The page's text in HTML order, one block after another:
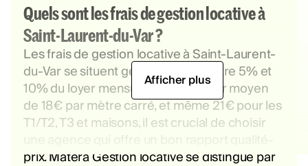
Quels sont les frais de gestion locative à
Saint-Laurent-du-Var ?
Les frais de gestion locative à Saint-Laurent-
du-Var se situent généralement entre 5% et
10% du loyer mensuel. Avec un loyer moyen
de 18€ par mètre carré, et même 21€ pour les
T1/T2, T3 et maisons, il est crucial de choisir
une agence qui offre un bon rapport qualité-
prix. Matera Gestion locative se distingue par
Afficher plus